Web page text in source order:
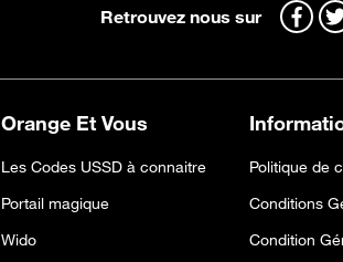
Retrouvez nous sur
Orange Et Vous
Les Codes USSD à connaitre
Portail magique
Wido
Politique de
Conditions
Condition